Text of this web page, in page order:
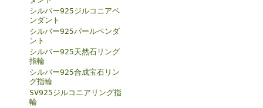
シルバー925ジルコニアペ
ンダント
シルバー925パールペンダ
ント
シルバー925天然石リング
指輪
シルバー925合成宝石リン
グ指輪
SV925ジルコニアリング指
輪